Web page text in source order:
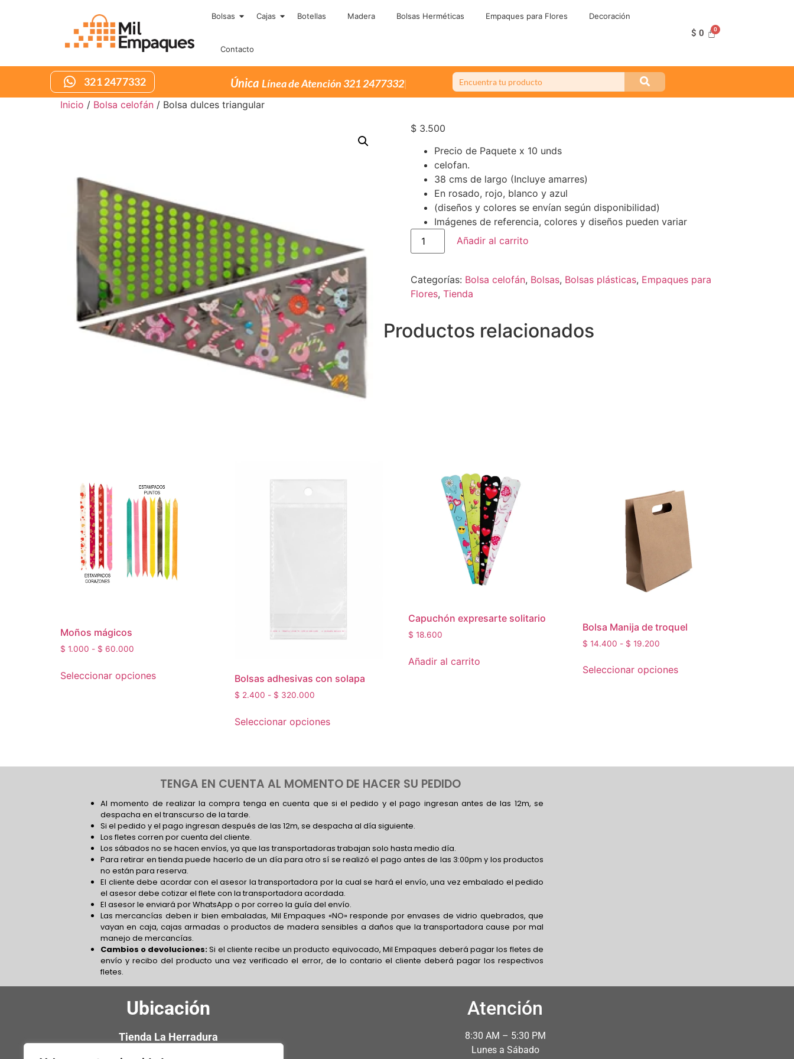
Bolsas Cajas Botellas Madera Bolsas Herméticas Empaques para Flores Decoración
Contacto
$ 0
321 2477332 Única
Inicio / Bolsa celofán / Bolsa dulces triangular
$3.500
Precio de Paquete x 10 unds
celofan.
38 cms de largo (Incluye amarres)
En rosado, rojo, blanco y azul
(diseños y colores se envían según disponibilidad)
Imágenes de referencia, colores y diseños pueden variar
Añadir al carrito
Categorías: Bolsa celofán, Bolsas, Bolsas plásticas, Empaques para
Flores, Tienda
Productos relacionados
Moños mágicos
$ 1.000 - $ 60.000
Seleccionar opciones Bolsas adhesivas con solapa
$ 2.400 - $ 320.000
Seleccionar opciones
Capuchón expresarte solitario
$ 18.600
Añadir al carrito
Bolsa Manija de troquel
$ 14.400 - $ 19.200
Seleccionar opciones
TENGA EN CUENTA AL MOMENTO DE HACER SU PEDIDO
Al momento de realizar la compra tenga en cuenta que si el pedido y el pago ingresan antes de las 12m, se
despacha en el transcurso de la tarde.
Si el pedido y el pago ingresan después de las 12m, se despacha al día siguiente.
Los fletes corren por cuenta del cliente.
Los sábados no se hacen envíos, ya que las transportadoras trabajan solo hasta medio día.
Para retirar en tienda puede hacerlo de un día para otro sí se realizó el pago antes de las 3:00pm y los productos
no están para reserva.
El cliente debe acordar con el asesor la transportadora por la cual se hará el envío, una vez embalado el pedido
el asesor debe cotizar el flete con la transportadora acordada.
El asesor le enviará por WhatsApp o por correo la guía del envío.
Las mercancías deben ir bien embaladas, Mil Empaques «NO» responde por envases de vidrio quebrados, que
vayan en caja, cajas armadas o productos de madera sensibles a daños que la transportadora cause por mal
manejo de mercancías.
Cambios o devoluciones:Si el cliente recibe un producto equivocado, Mil Empaques deberá pagar los fletes de
envío y recibo del producto una vez verificado el error, de lo contario el cliente deberá pagar los respectivos
fletes.
Ubicación
Tienda La Herradura
Atención
8:30 AM – 5:30 PM
Lunes a Sábado